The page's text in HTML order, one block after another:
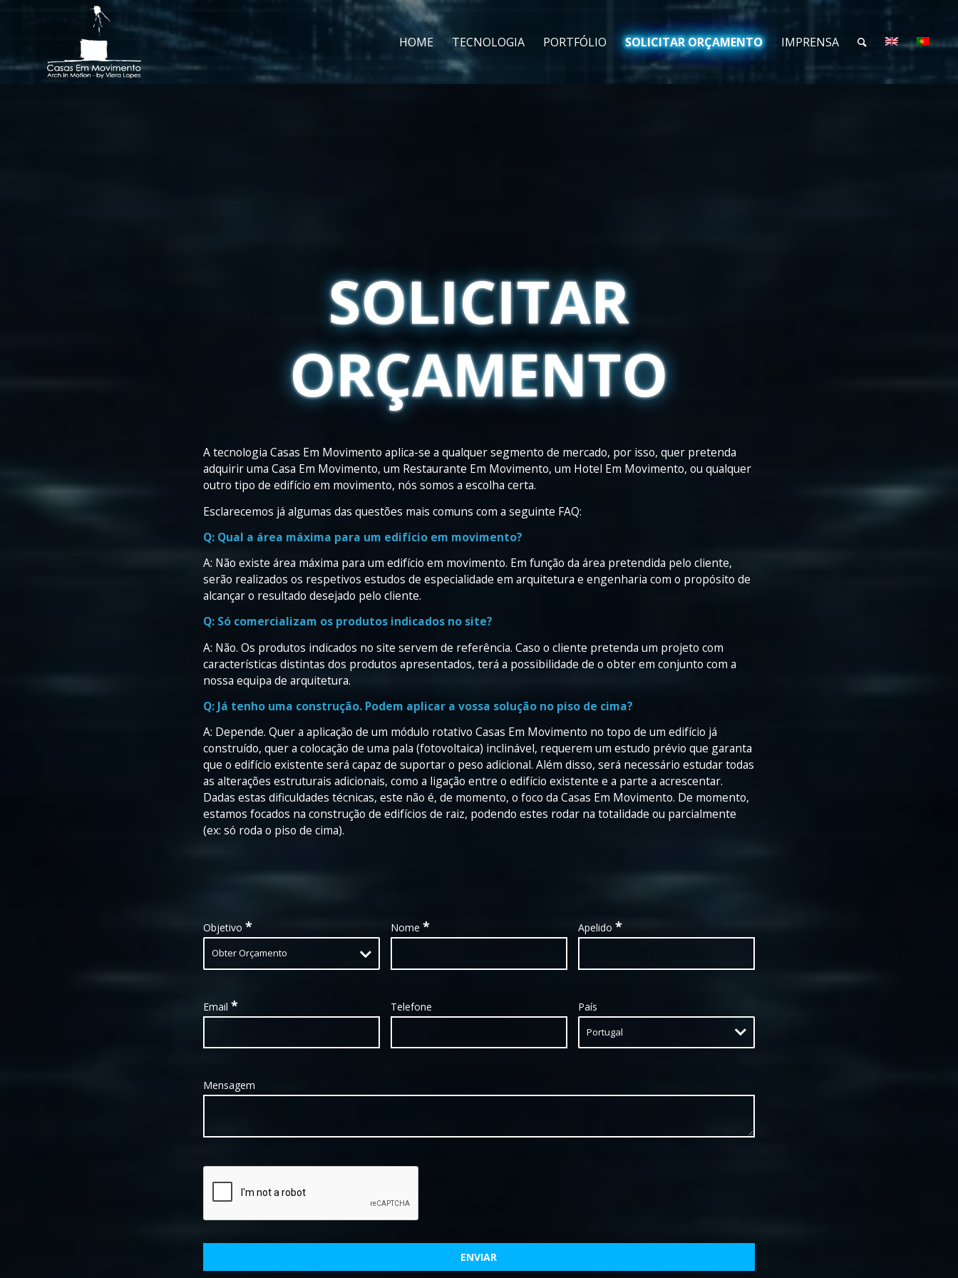
HOME TECNOLOGIA PORTFÓLIO SOLICITAR ORÇAMENTO IMPRENSA
SOLICITAR
ORÇAMENTO
A tecnologia Casas Em Movimento aplica-se a qualquer segmento de mercado, por isso, quer pretenda
adquirir uma Casa Em Movimento, um Restaurante Em Movimento, um Hotel Em Movimento, ou qualquer
outro tipo de edifício em movimento, nós somos a escolha certa.
Esclarecemos já algumas das questões mais comuns com a seguinte FAQ:
Q: Qual a área máxima para um edifício em movimento?
A: Não existe área máxima para um edifício em movimento. Em função da área pretendida pelo cliente,
serão realizados os respetivos estudos de especialidade em arquitetura e engenharia com o propósito de
alcançar o resultado desejado pelo cliente.
Q: Só comercializam os produtos indicados no site?
A: Não. Os produtos indicados no site servem de referência. Caso o cliente pretenda um projeto com
características distintas dos produtos apresentados, terá a possibilidade de o obter em conjunto com a
nossa equipa de arquitetura.
Q: Já tenho uma construção. Podem aplicar a vossa solução no piso de cima?
A: Depende. Quer a aplicação de um módulo rotativo Casas Em Movimento no topo de um edifício já
construído, quer a colocação de uma pala (fotovoltaica) inclinável, requerem um estudo prévio que garanta
que o edifício existente será capaz de suportar o peso adicional. Além disso, será necessário estudar todas
as alterações estruturais adicionais, como a ligação entre o edifício existente e a parte a acrescentar.
Dadas estas dificuldades técnicas, este não é, de momento, o foco da Casas Em Movimento. De momento,
estamos focados na construção de edifícios de raiz, podendo estes rodar na totalidade ou parcialmente
(ex: só roda o piso de cima).
Compra
Objetivo * Nome* Apelido*
Email * Telefone País
Mensagem
ENVIAR